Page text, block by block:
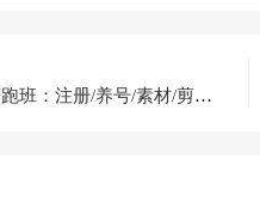
TikTok中视频30天线上陪跑班：注册/养号/素材/剪辑/搭建/制作/提现/等等